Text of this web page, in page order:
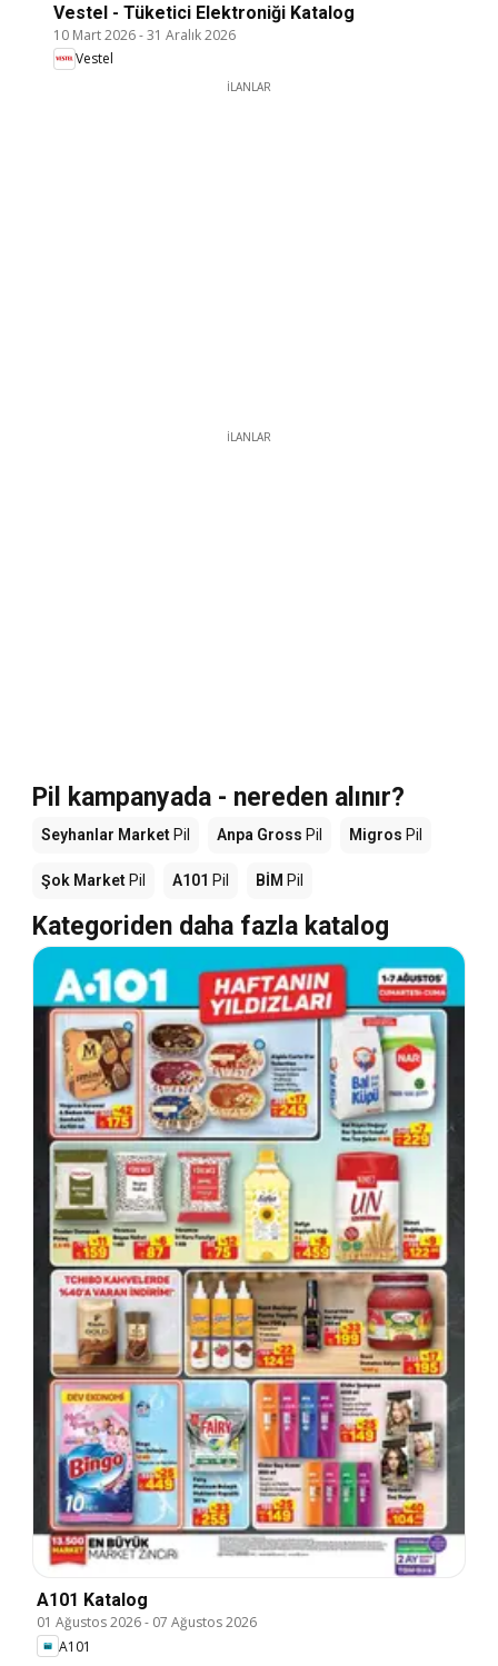
Vestel - Tüketici Elektroniği Katalog
10 Mart 2026-31 Aralık 2026
Vestel
İLANLAR
İLANLAR
Pil kampanyada - nereden alınır?
Seyhanlar Market Pil Anpa Gross Pil Migros Pil
Şok Market Pil A101 Pil BİM Pil
Kategoriden daha fazla katalog
A101 Katalog
01 Ağustos 2026- 07 Ağustos 2026
A101